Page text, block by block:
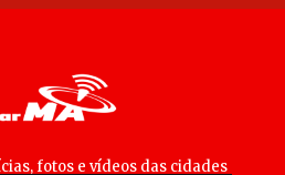
fotos e vídeos das cidades